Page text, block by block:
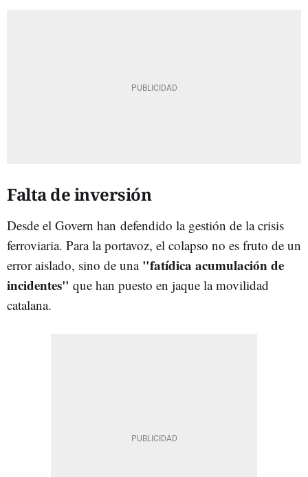
Falta de inversión
Desde el Govern han defendido la gestión de la crisis
ferroviaria. Para la portavoz, el colapso no es fruto de un
error aislado, sino de una "fatídica acumulación de
incidentes" que han puesto en jaque la movilidad
catalana.